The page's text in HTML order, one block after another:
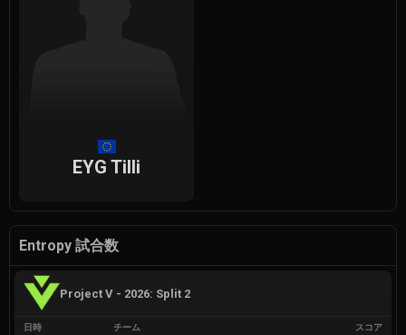
EYG Tilli
Entropy 試合数
Project V - 2026: Split 2
日時 チーム スコア